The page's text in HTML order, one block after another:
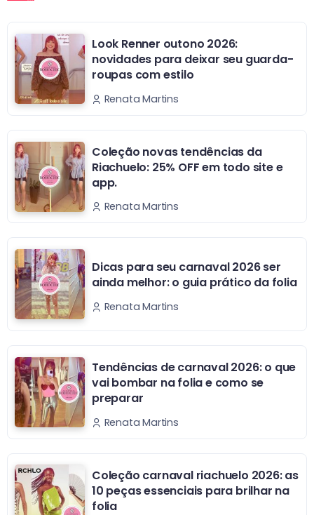
Look Renner outono 2026:
novidades para deixar seu guarda-
roupas com estilo
Renata Martins
Coleção novas tendências da
Riachuelo: 25% OFF em todo site e
app.
Renata Martins
Dicas para seu carnaval 2026 ser
ainda melhor: o guia prático da folia
Renata Martins
Tendências de carnaval 2026: o que
vai bombar na folia e como se
preparar
Renata Martins
Coleção carnaval riachuelo 2026: as
10 peças essenciais para brilhar na
folia